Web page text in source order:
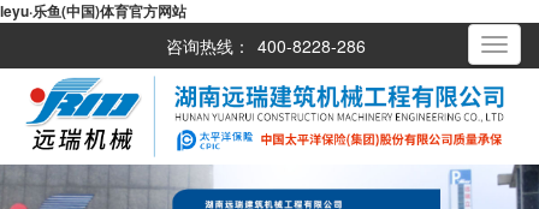
leyu·乐鱼(中国)体育官方网站
咨询热线： 400-8228-286
Toggle